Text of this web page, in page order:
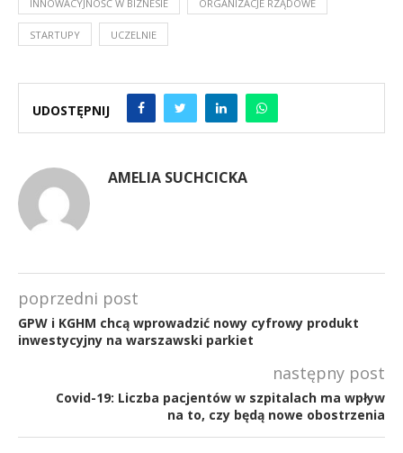
INNOWACYJNOŚĆ W BIZNESIE ORGANIZACJE RZĄDOWE
STARTUPY UCZELNIE
UDOSTĘPNIJ
AMELIA SUCHCICKA
poprzedni post
GPW i KGHM chcą wprowadzić nowy cyfrowy produkt
inwestycyjny na warszawski parkiet
następny post
Covid-19: Liczba pacjentów w szpitalach ma wpływ
na to, czy będą nowe obostrzenia